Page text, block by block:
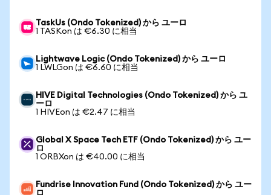
TaskUs (Ondo Tokenized) から ユーロ
1 TASKon は €6.30 に相当
Lightwave Logic (Ondo Tokenized) から ユーロ
1 LWLGon は €6.60 に相当
HIVE Digital Technologies (Ondo Tokenized) から ユ
ーロ
1 HIVEon は €2.47 に相当
Global X Space Tech ETF (Ondo Tokenized) から ユー
ロ
1 ORBXon は €40.00 に相当
Fundrise Innovation Fund (Ondo Tokenized) から ユー
ロ